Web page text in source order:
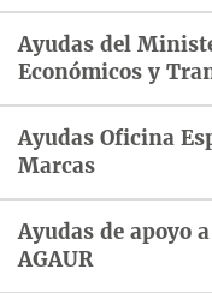
Ayudas del
Económicos y
Ayudas Oficina
Marcas
Ayudas de apoyo
AGAUR